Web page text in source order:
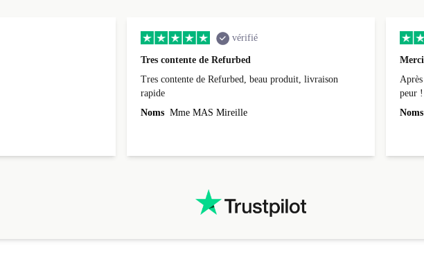
vérifié
Tres contente de Refurbed
Tres contente de Refurbed, beau produit, livraison
rapide
Noms Mme MAS Mireille
peur
reçu
Noms